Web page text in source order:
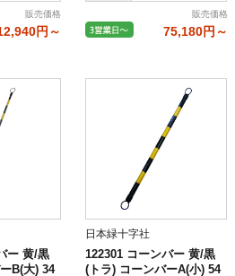
販売価格
円～
販売価格
75,180円～
ー 黄/黒
B(大) 34
日本緑十字社
122301 コーンバー 黄/黒
(トラ) コーンバーA(小) 54